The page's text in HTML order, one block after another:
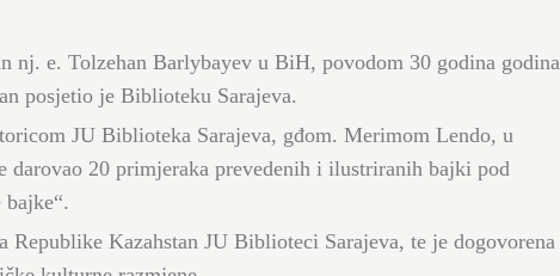
nj. e. Tolzehan Barlybayev u BiH, povodom 30 godina godina
posjetio je Biblioteku Sarajeva.
JU Biblioteka Sarajeva, gđom. Merimom Lendo, u
darovao 20 primjeraka prevedenih i ilustriranih bajki pod
Republike Kazahstan JU Biblioteci Sarajeva, te je dogovorena